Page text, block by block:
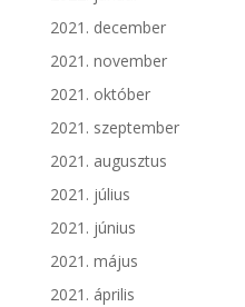
2021. december
2021. november
2021. október
2021. szeptember
2021. augusztus
2021. július
2021. június
2021. május
2021. április